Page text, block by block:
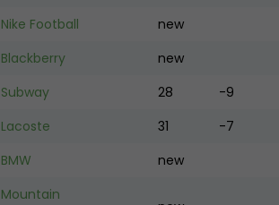
Nike Football
new
Blackberry
new
Subway 28
-9
Lacoste 31
-7
BMW new
Mountain